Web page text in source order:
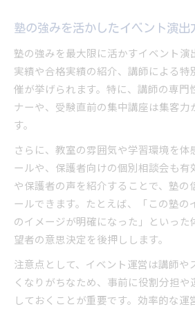
塾の強みを活かしたイベント演出
塾の強みを最大限に活かすイベント演
実績や合格実績の紹介、講師による特
催が挙げられます。特に、講師の専門
ナーや、受験直前の集中講座は集客力
す。
さらに、教室の雰囲気や学習環境を体
ールや、保護者向けの個別相談会も有
や保護者の声を紹介することで、塾の
ールできます。たとえば、「この塾の
のイメージが明確になった」といった
望者の意思決定を後押しします。
注意点として、イベント運営は講師や
くなりがちなため、事前に役割分担
しておくことが重要です。効率的な運